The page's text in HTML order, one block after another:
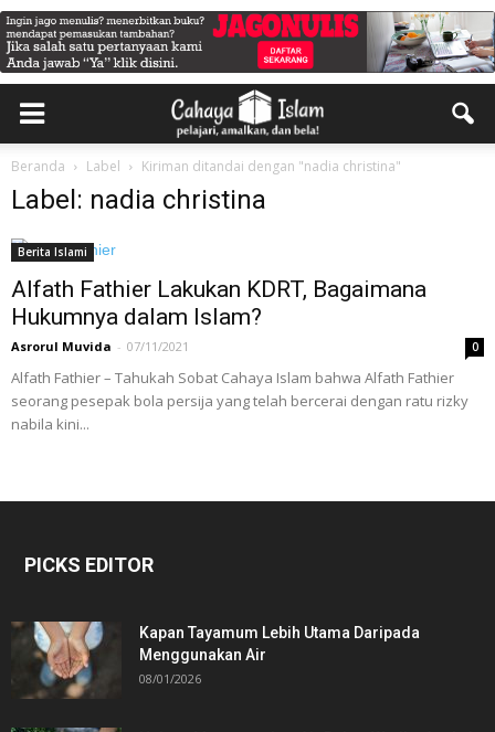
Beranda Label Kiriman ditandai dengan "nadia christina"
Label: nadia christina
Berita Islami
Alfath Fathier Lakukan KDRT, Bagaimana
Hukumnya dalam Islam?
Asrorul Muvida - 07/11/2021 0
Alfath Fathier – Tahukah Sobat Cahaya Islam bahwa Alfath Fathier
seorang pesepak bola persija yang telah bercerai dengan ratu rizky
nabila kini...
PICKS EDITOR
Kapan Tayamum Lebih Utama Daripada
Menggunakan Air
08/01/2026